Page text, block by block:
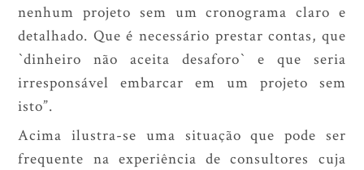
nenhum projeto sem um cronograma claro e
detalhado. Que é necessário prestar contas, que
`dinheiro não aceita desaforo` e que seria
irresponsável embarcar em um projeto sem
isto”.
Acima ilustra-se uma situação que pode ser
frequente na experiência de consultores cuja